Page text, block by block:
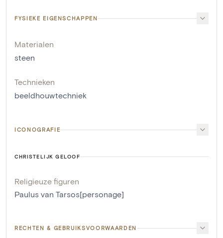
FYSIEKE EIGENSCHAPPEN
Materialen
steen
Technieken
beeldhouwtechniek
ICONOGRAFIE
CHRISTELIJK GELOOF
Religieuze figuren
Paulus van Tarsos[personage]
RECHTEN & GEBRUIKSVOORWAARDEN